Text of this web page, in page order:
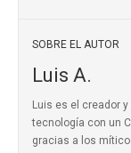
SOBRE EL AUTOR
Luis A.
Luis es el creador
tecnología con un
gracias a los